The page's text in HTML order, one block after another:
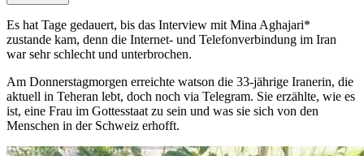
Es hat Tage gedauert, bis das Interview mit Mina Aghajari*
zustande kam, denn die Internet- und Telefonverbindung im Iran
war sehr schlecht und unterbrochen.
Am Donnerstagmorgen erreichte watson die 33-jährige Iranerin, die
aktuell in Teheran lebt, doch noch via Telegram. Sie erzählte, wie es
ist, eine Frau im Gottesstaat zu sein und was sie sich von den
Menschen in der Schweiz erhofft.